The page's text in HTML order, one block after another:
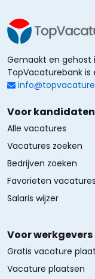
Gemaakt en gehost
TopVacaturebank
Voor kandidaten
Alle vacatures
Vacatures zoeken
Bedrijven zoeken
Favorieten vacatures
Salaris wijzer
Voor werkgevers
Gratis vacature
Vacature plaatsen